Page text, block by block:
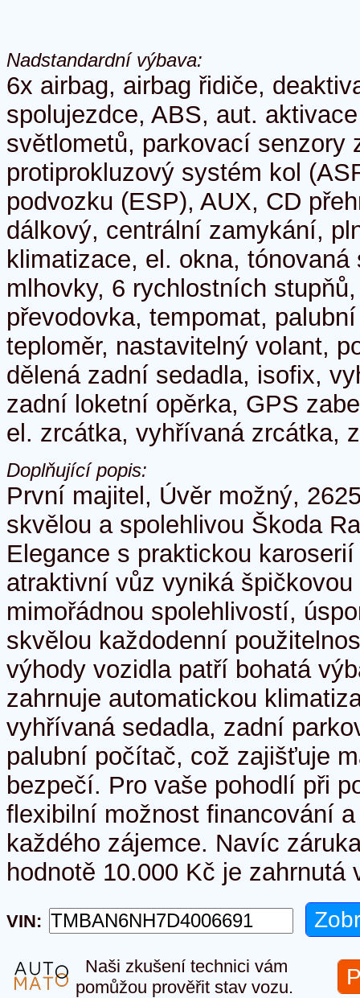
Nadstandardní výbava:
6x airbag, airbag řidiče,
spolujezdce, ABS, aut.
světlometů, parkovací senzory
protiprokluzový systém kol
podvozku (ESP), AUX, CD
dálkový, centrální zamykání,
klimatizace, el. okna,
mlhovky, 6 rychlostních
převodovka, tempomat,
teploměr, nastavitelný volant,
dělená zadní sedadla, isofix,
zadní loketní opěrka, GPS
el. zrcátka, vyhřívaná zrcátka,
Doplňující popis:
První majitel, Úvěr možný,
skvělou a spolehlivou Škoda
Elegance s praktickou
atraktivní vůz vyniká
mimořádnou spolehlivostí,
skvělou každodenní
výhody vozidla patří bohatá
zahrnuje automatickou
vyhřívaná sedadla, zadní
palubní počítač, což zajišťuje
bezpečí. Pro vaše pohodlí při
flexibilní možnost financování
každého zájemce. Navíc
hodnotě 10.000 Kč je zahrnutá
VIN:
Naši zkušení technici vám
pomůžou prověřit stav vozu.